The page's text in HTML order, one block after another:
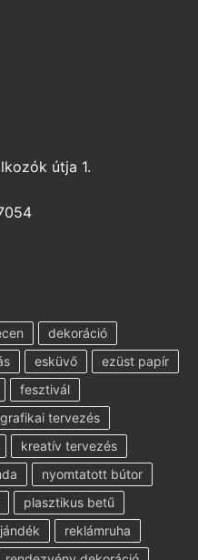
útja 1.
dekoráció
esküvő
ezüst papír
fesztivál
grafikai tervezés
kreatív tervezés
nyomtatott bútor
plasztikus betű
reklámruha